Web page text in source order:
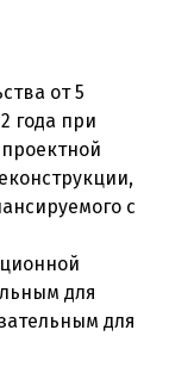
от 5
года при
с
для
для